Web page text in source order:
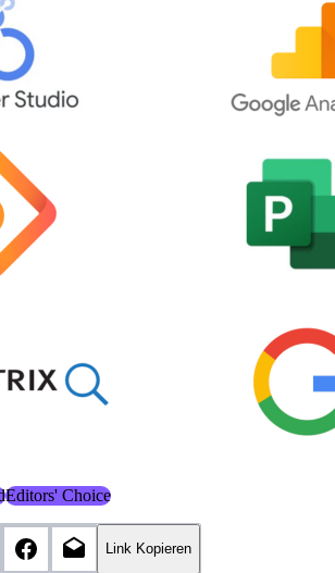
Editors' Choice
Link Kopieren